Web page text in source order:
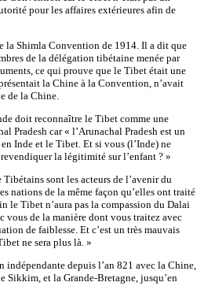
pour les affaires extérieures afin de
la Shimla Convention de 1914. Il a dit que
de la délégation tibétaine menée par
ce qui prouve que le Tibet était une
la Chine à la Convention, n’avait
de la Chine.
doit reconnaître le Tibet comme une
Pradesh car « l’Arunachal Pradesh est un
Inde et le Tibet. Et si vous (l’Inde) ne
la légitimité sur l’enfant ? »
sont les acteurs de l’avenir du
nations de la même façon qu’elles ont traité
le Tibet n’aura pas la compassion du Dalai
vous de la manière dont vous traitez avec
de faiblesse. Et c’est un très mauvais
ne sera plus là. »
depuis l’an 821 avec la Chine,
Sikkim, et la Grande-Bretagne, jusqu’en